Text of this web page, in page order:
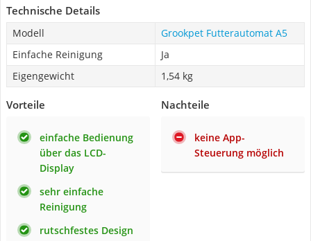
Technische Details
Modell
Grookpet Futterautomat A5
Einfache Reinigung
Ja
Eigengewicht
1,54 kg
Vorteile
einfache Bedienung
über das LCD-
Display
sehr einfache
Reinigung
rutschfestes Design
Nachteile
keine App-
Steuerung möglich